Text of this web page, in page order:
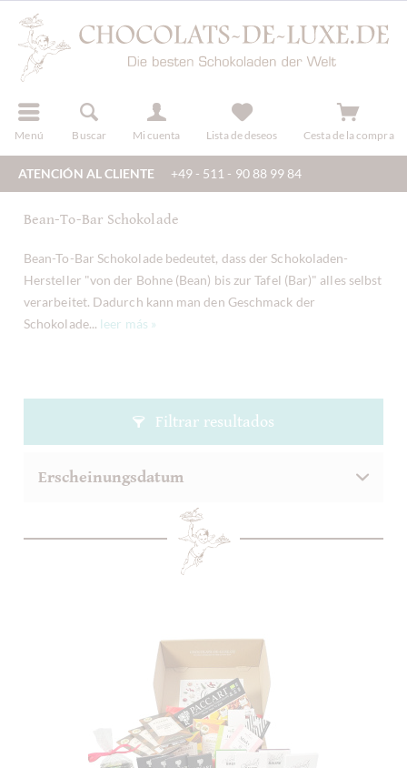
Menú Buscar Mi cuenta
registro Lista de deseos Cesta de la compra
ATENCIÓN AL CLIENTE +49 - 511 - 90 88 99 84
Bean-To-Bar Schokolade
Bean-To-Bar Schokolade bedeutet, dass der Schokoladen-
Hersteller "von der Bohne (Bean) bis zur Tafel (Bar)" alles selbst
verarbeitet. Dadurch kann man den Geschmack der
Schokolade... leer más »
Filtrar resultados